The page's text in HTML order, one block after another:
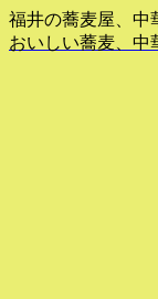
福井の蕎麦屋、中
おいしい蕎麦、中